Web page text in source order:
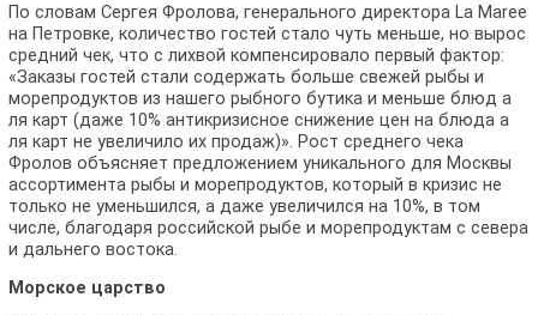
По словам Сергея Фролова, генерального директора La Maree
на Петровке, количество гостей стало чуть меньше, но вырос
средний чек, что с лихвой компенсировало первый фактор:
«Заказы гостей стали содержать больше свежей рыбы и
морепродуктов из нашего рыбного бутика и меньше блюд а
ля карт (даже 10% антикризисное снижение цен на блюда а
ля карт не увеличило их продаж)». Рост среднего чека
Фролов объясняет предложением уникального для Москвы
ассортимента рыбы и морепродуктов, который в кризис не
только не уменьшился, а даже увеличился на 10%, в том
числе, благодаря российской рыбе и морепродуктам с севера
и дальнего востока.
Морское царство